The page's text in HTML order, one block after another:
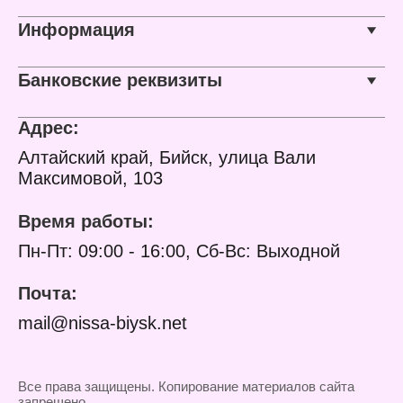
посудомоечной машине:
духовом шкафу: да
Тип варочной
типов плит, включая
индукцию
Упаковка: картонный
рукав
Вес: 1,3 кг
Информация
Банковские реквизиты
Адрес:
Алтайский край, Бийск, улица Вали
Максимовой, 103
Время работы:
Пн-Пт: 09:00 - 16:00, Сб-Вс: Выходной
Почта:
mail@nissa-biysk.net
Все права защищены. Копирование материалов сайта